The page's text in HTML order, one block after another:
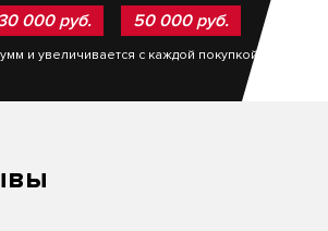
000 руб. 50 000 руб.
и увеличивается с каждой покупкой